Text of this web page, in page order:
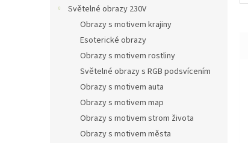
Světelné obrazy 230V
Obrazy s motivem krajiny
Esoterické obrazy
Obrazy s motivem rostliny
Světelné obrazy s RGB podsvícením
Obrazy s motivem auta
Obrazy s motivem map
Obrazy s motivem strom života
Obrazy s motivem města